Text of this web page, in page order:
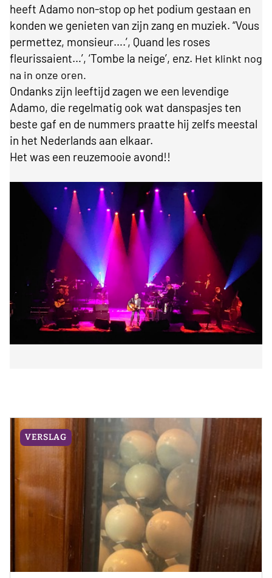
heeft Adamo non-stop op het podium gestaan en
konden we genieten van zijn zang en muziek. “Vous
permettez, monsieur….’, Quand les roses
fleurissaient…’, ‘Tombe la neige’, enz. Het klinkt nog
na in onze oren.
Ondanks zijn leeftijd zagen we een levendige
Adamo, die regelmatig ook wat danspasjes ten
beste gaf en de nummers praatte hij zelfs meestal
in het Nederlands aan elkaar.
Het was een reuzemooie avond!!
VERSLAG